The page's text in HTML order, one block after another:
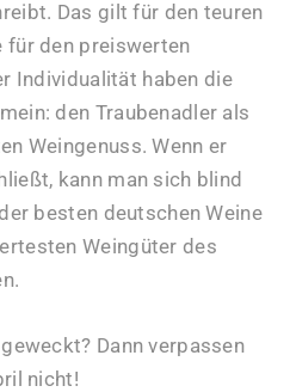
Das gilt für den teuren
für den preiswerten
Individualität haben die
den Traubenadler als
Weingenuss. Wenn er
kann man sich blind
besten deutschen Weine
Weingüter des
Dann verpassen
nicht!